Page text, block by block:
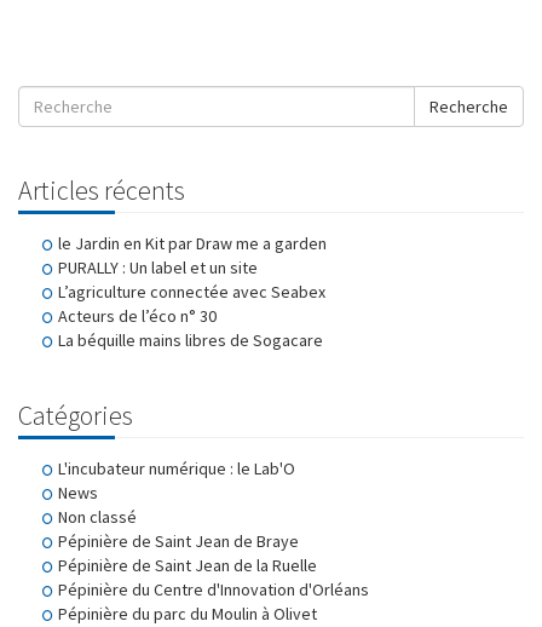
Recherche
Articles récents
le Jardin en Kit par Draw me a garden
PURALLY : Un label et un site
L’agriculture connectée avec Seabex
Acteurs de l’éco n° 30
La béquille mains libres de Sogacare
Catégories
L'incubateur numérique : le Lab'O
News
Non classé
Pépinière de Saint Jean de Braye
Pépinière de Saint Jean de la Ruelle
Pépinière du Centre d'Innovation d'Orléans
Pépinière du parc du Moulin à Olivet